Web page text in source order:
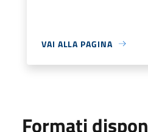
VAI ALLA PAGINA
Formati